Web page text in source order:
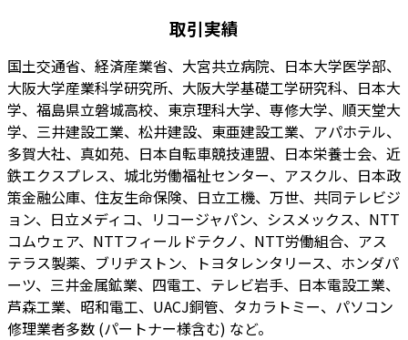
取引実績
国土交通省、経済産業省、大宮共立病院、日本大学医学部、
大阪大学産業科学研究所、大阪大学基礎工学研究科、日本大
学、福島県立磐城高校、東京理科大学、専修大学、順天堂大
学、三井建設工業、松井建設、東亜建設工業、アパホテル、
多賀大社、真如苑、日本自転車競技連盟、日本栄養士会、近
鉄エクスプレス、城北労働福祉センター、アスクル、日本政
策金融公庫、住友生命保険、日立工機、万世、共同テレビジ
ョン、日立メディコ、リコージャパン、シスメックス、NTT
コムウェア、NTTフィールドテクノ、NTT労働組合、アス
テラス製薬、ブリヂストン、トヨタレンタリース、ホンダパ
ーツ、三井金属鉱業、四電工、テレビ岩手、日本電設工業、
芦森工業、昭和電工、UACJ銅管、タカラトミー、パソコン
修理業者多数 (パートナー様含む) など。